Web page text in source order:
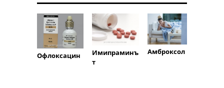
Офлоксацин
Имипраминъ
т
Амброксол